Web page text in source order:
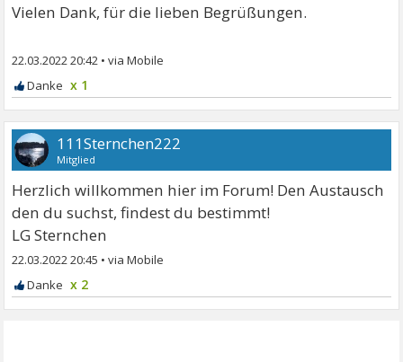
Vielen Dank, für die lieben Begrüßungen.
22.03.2022 20:42 •
x 1
111Sternchen222
Mitglied
Herzlich willkommen hier im Forum! Den Austausch
den du suchst, findest du bestimmt!
LG Sternchen
22.03.2022 20:45 •
x 2